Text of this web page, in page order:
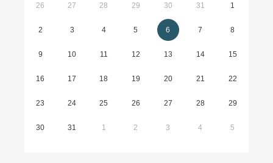
26 27 28 29 30 31 1
2 3 4 5 6 7 8
9 10 11 12 13 14 15
16 17 18 19 20 21 22
23 24 25 26 27 28 29
30 31 1 2 3 4 5